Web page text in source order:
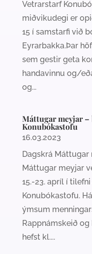
Vetrarstarf
miðvikudegi er
15 í samstarfi við
Eyrarbakka.Þar
sem gestir geta
handavinnu og/
og...
Máttugar meyjar
Konubókastofu
16.03.2023
Dagskrá
Máttugar meyjar
15.-23. apríl í
Konubókastofu.
ýmsum
Rappnámskeið
hefst kl....